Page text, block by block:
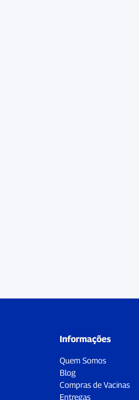
Informações
Quem Somos
Blog
Compras de Vacinas
Entregas